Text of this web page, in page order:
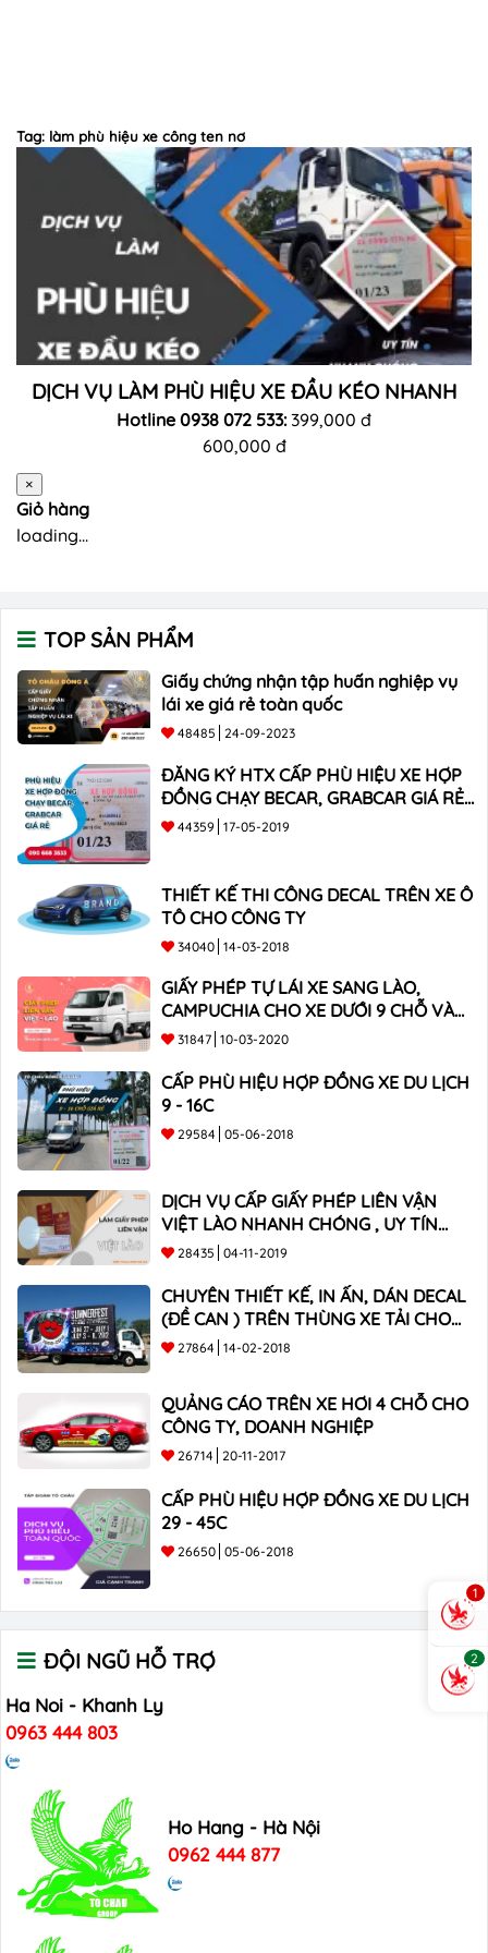
Tag: làm phù hiệu xe công ten nơ
DỊCH VỤ LÀM PHÙ HIỆU XE ĐẦU KÉO NHANH
Hotline 0938 072 533:399,000 đ
600,000 đ
×
Giỏ hàng
loading...
TOP SẢN PHẨM
Giấy chứng nhận tập huấn nghiệp vụ
lái xe giá rẻ toàn quốc
48485 24-09-2023
ĐĂNG KÝ HTX CẤP PHÙ HIỆU XE HỢP
ĐỒNG CHẠY BECAR, GRABCAR GIÁ RẺ
NHẤT
44359 17-05-2019
THIẾT KẾ THI CÔNG DECAL TRÊN XE Ô
TÔ CHO CÔNG TY
34040 14-03-2018
GIẤY PHÉP TỰ LÁI XE SANG LÀO,
CAMPUCHIA CHO XE DƯỚI 9 CHỖ VÀ
XE BÁN TẢI
31847 10-03-2020
CẤP PHÙ HIỆU HỢP ĐỒNG XE DU LỊCH
9 - 16C
29584 05-06-2018
DỊCH VỤ CẤP GIẤY PHÉP LIÊN VẬN
VIỆT LÀO NHANH CHÓNG , UY TÍN
TOÀN QUỐC
28435 04-11-2019
CHUYÊN THIẾT KẾ, IN ẤN, DÁN DECAL
(ĐỀ CAN ) TRÊN THÙNG XE TẢI CHO
CÔNG TY
27864 14-02-2018
QUẢNG CÁO TRÊN XE HƠI 4 CHỖ CHO
CÔNG TY, DOANH NGHIỆP
26714 20-11-2017
CẤP PHÙ HIỆU HỢP ĐỒNG XE DU LỊCH
29 - 45C
26650 05-06-2018
ĐỘI NGŨ HỖ TRỢ
Ha Noi - Khanh Ly
0963 444 803
Ho Hang - Hà Nội
0962 444 877
1
2